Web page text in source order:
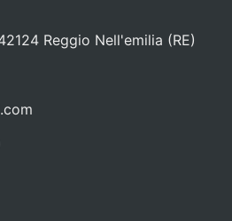
Reggio Nell'emilia (RE)